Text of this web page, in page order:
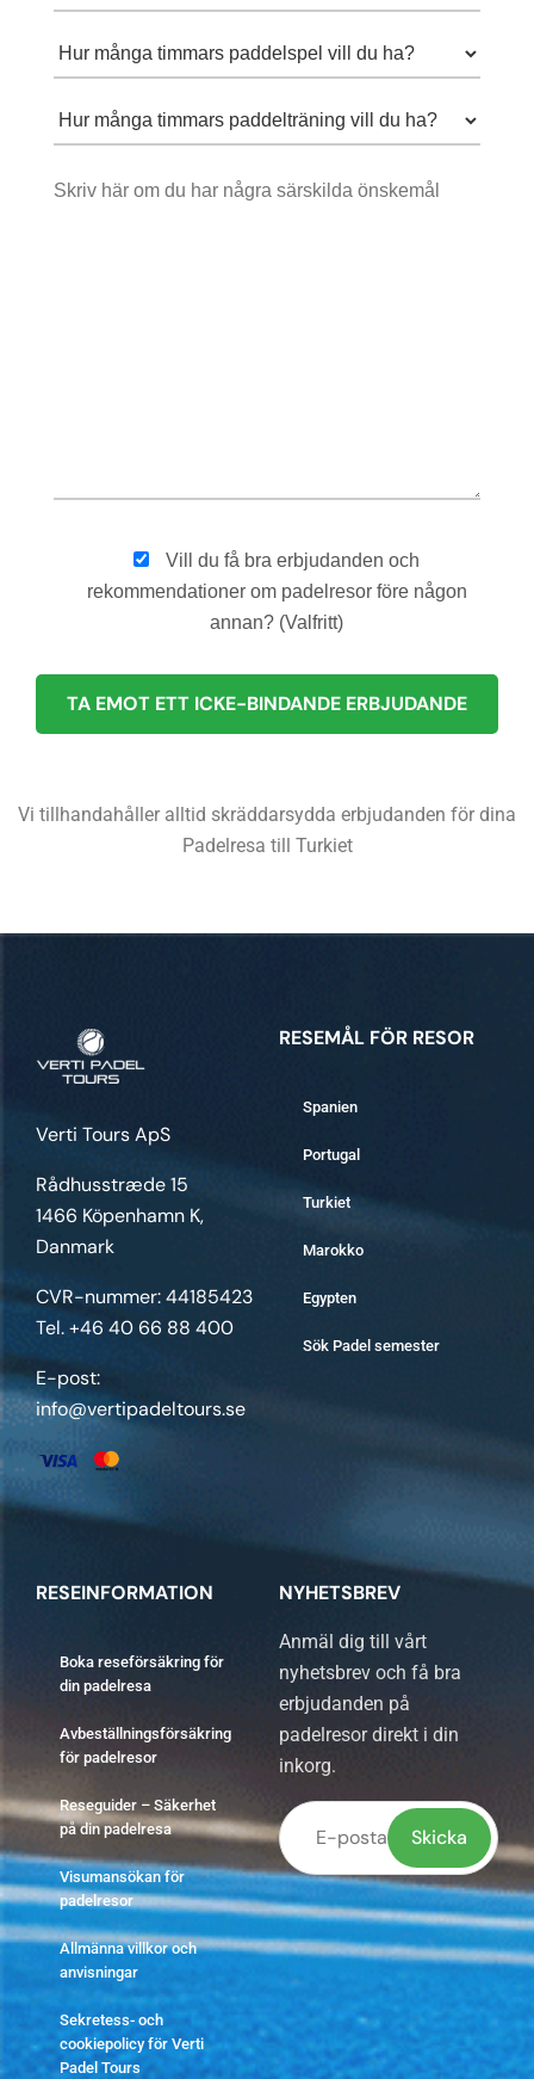
Vill du få bra erbjudanden och
rekommendationer om padelresor före någon
annan? (Valfritt)
Vi tillhandahåller alltid skräddarsydda erbjudanden för dina
Padelresa till Turkiet
Verti Tours ApS
Rådhusstræde 15
1466 Köpenhamn K,
Danmark
CVR-nummer: 44185423
Tel. +46 40 66 88 400
E-post:
info@vertipadeltours.se
RESEMÅL FÖR RESOR
Spanien
Portugal
Turkiet
Marokko
Egypten
Sök Padel semester
RESEINFORMATION
Boka reseförsäkring för
din padelresa
Avbeställningsförsäkring
för padelresor
Reseguider – Säkerhet
på din padelresa
Visumansökan för
padelresor
Allmänna villkor och
anvisningar
Sekretess- och
cookiepolicy för Verti
Padel Tours
NYHETSBREV
Anmäl dig till vårt
nyhetsbrev och få bra
erbjudanden på
padelresor direkt i din
inkorg.
Lämna
detta
fält
tomt.